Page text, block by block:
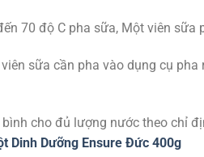
70 độ C pha sữa, Một viên sữa
sữa cần pha vào dụng cụ
cho đủ lượng nước theo chỉ
Dinh Dưỡng Ensure Đức 400g